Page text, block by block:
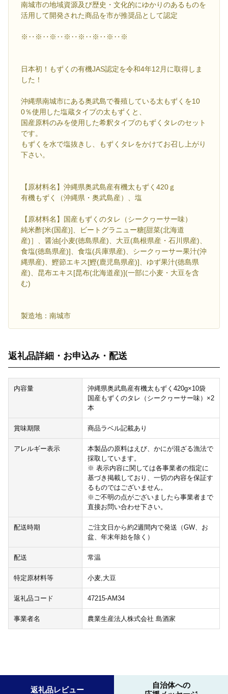
南城市の地域資源及び歴史・文化的にゆかりのあるものを
活用して開発された商品を市が推奨品として認定
※‥※‥※‥※‥※‥※‥※‥※
日本初！もずくの有機JAS認定を令和4年12月に取得しま
した！
沖縄県南城市にある奥武島で養殖している太もずくを10
0％使用した塩蔵タイプの太もずくと、
国産原料のみを使用した希釈タイプのもずくタレのセット
です。
もずくを水で塩抜きし、もずくタレをかけてお召し上がり
下さい。
【原材料名】沖縄県奥武島産有機太もずく420ｇ
有機もずく（沖縄県・奥武島産）、塩
【原材料名】国産もずくのタレ（シークヮーサー味）
純米酢[米(国産)]、ビートグラニュー糖[甜菜(北海道
産)］、醤油[小麦(徳島県産)、大豆(島根県産・石川県産)、
食塩(徳島県産)]、食塩(兵庫県産)、シークヮーサー果汁(沖
縄県産)、鰹節エキス[鰹(鹿児島県産)]、ゆず果汁(徳島県
産)、昆布エキス[昆布(北海道産)](一部に小麦・大豆を含
む)
製造地：南城市
返礼品詳細・お申込み・配送
内容量
沖縄県奥武島産有機太もずく420g×10袋
国産もずくのタレ（シークヮーサー味）×2
本
賞味期限 商品ラベル記載あり
アレルギー表示
本製品の原料はえび、かにが混ざる漁法で
採取しています。
※ 表示内容に関しては各事業者の指定に
基づき掲載しており、一切の内容を保証す
るものではございません。
※ご不明の点がございましたら事業者まで
直接お問い合わせ下さい。
配送時期
ご注文日から約2週間内で発送（GW、お
盆、年末年始を除く）
配送 常温
特定原材料等 小麦,大豆
返礼品コード 47215-AM34
事業者名 農業生産法人株式会社 島酒家
返礼品レビュー
自治体への